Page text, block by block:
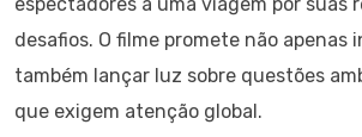
espectadores a uma viagem por suas
desafios. O filme promete não apenas
também lançar luz sobre questões
que exigem atenção global.